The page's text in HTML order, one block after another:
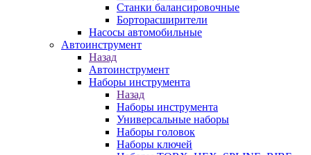
Станки балансировочные
Борторасширители
Насосы автомобильные
Автоинструмент
Назад
Автоинструмент
Наборы инструмента
Назад
Наборы инструмента
Универсальные наборы
Наборы головок
Наборы ключей